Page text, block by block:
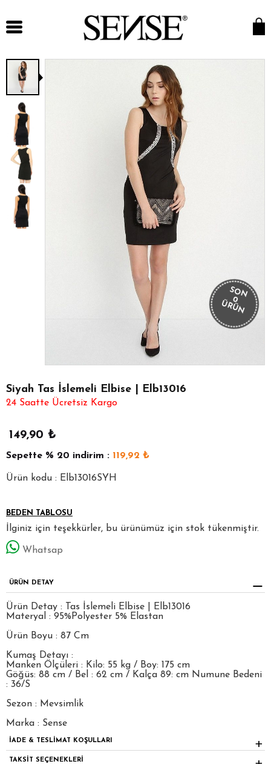
SON
0
ÜRÜN
Siyah Tas İslemeli Elbise | Elb13016
24 Saatte Ücretsiz Kargo
149,90 ₺
Sepette % 20 indirim : 119,92 ₺
Ürün kodu : Elb13016SYH
BEDEN TABLOSU
İlginiz için teşekkürler, bu ürünümüz için stok tükenmiştir.
Whatsap
ÜRÜN DETAY
Ürün Detay : Tas İslemeli Elbise | Elb13016
Materyal : 95%Polyester 5% Elastan
Ürün Boyu : 87 Cm
Kumaş Detayı :
Manken Ölçüleri : Kilo: 55 kg / Boy: 175 cm
Göğüs: 88 cm / Bel : 62 cm / Kalça 89: cm Numune Bedeni
: 36/S
Sezon : Mevsimlik
Marka : Sense
İADE & TESLİMAT KOŞULLARI
TAKSİT SEÇENEKLERİ